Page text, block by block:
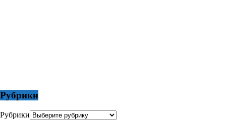
Рубрики
Рубрики